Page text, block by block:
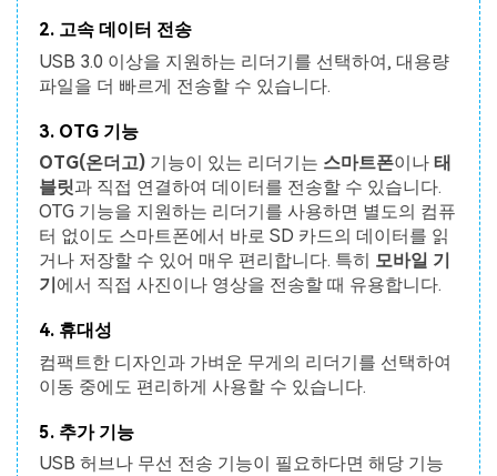
2. 고속 데이터 전송
USB 3.0 이상을 지원하는 리더기를 선택하여, 대용량
파일을 더 빠르게 전송할 수 있습니다.
3. OTG 기능
OTG(온더고) 기능이 있는 리더기는 스마트폰이나태
블릿과 직접 연결하여 데이터를 전송할 수 있습니다.
OTG 기능을 지원하는 리더기를 사용하면 별도의 컴퓨
터 없이도 스마트폰에서 바로 SD 카드의 데이터를 읽
거나 저장할 수 있어 매우 편리합니다. 특히 모바일 기
기 에서 직접 사진이나 영상을 전송할 때 유용합니다.
4. 휴대성
컴팩트한 디자인과 가벼운 무게의 리더기를 선택하여
이동 중에도 편리하게 사용할 수 있습니다.
5. 추가 기능
USB 허브나 무선 전송 기능이 필요하다면 해당 기능